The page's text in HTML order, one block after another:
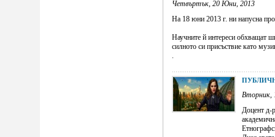
Четвъртък, 20 Юни, 2013
На 18 юни 2013 г. ни напусна
Научните й интереси обхващат
силното си присъствие като
.
Вторник,
Доцент д-